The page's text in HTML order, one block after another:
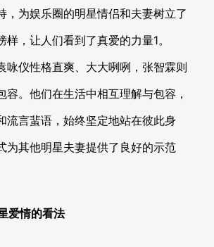
，为娱乐圈的明星情侣和夫妻树立了
样，让人们看到了真爱的力量1。
咏仪性格直爽、大大咧咧，张智霖则
容。他们在生活中相互理解与包容，
流言蜚语，始终坚定地站在彼此身
为其他明星夫妻提供了良好的示范
爱情的看法